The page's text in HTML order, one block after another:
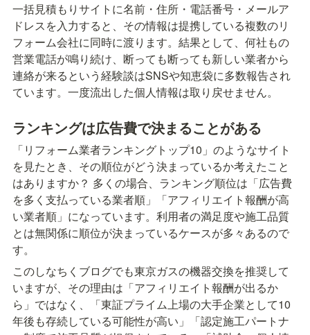
一括見積もりサイトに名前・住所・電話番号・メールア
ドレスを入力すると、その情報は提携している複数のリ
フォーム会社に同時に渡ります。結果として、何社もの
営業電話が鳴り続け、断っても断っても新しい業者から
連絡が来るという経験談はSNSや知恵袋に多数報告され
ています。一度流出した個人情報は取り戻せません。
ランキングは広告費で決まることがある
「リフォーム業者ランキングトップ10」のようなサイト
を見たとき、その順位がどう決まっているか考えたこと
はありますか？ 多くの場合、ランキング順位は「広告費
を多く支払っている業者順」「アフィリエイト報酬が高
い業者順」になっています。利用者の満足度や施工品質
とは無関係に順位が決まっているケースが多々あるので
す。
このしなちくブログでも東京ガスの機器交換を推奨して
いますが、その理由は「アフィリエイト報酬が出るか
ら」ではなく、「東証プライム上場の大手企業として10
年後も存続している可能性が高い」「認定施工パートナ